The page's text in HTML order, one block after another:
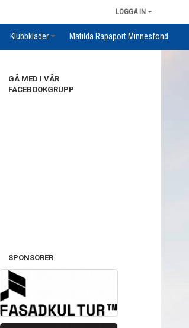
LOGGA IN
Klubbkläder Matilda Rapaport Minnesfond
GÅ MED I VÅR
FACEBOOKGRUPP
SPONSORER